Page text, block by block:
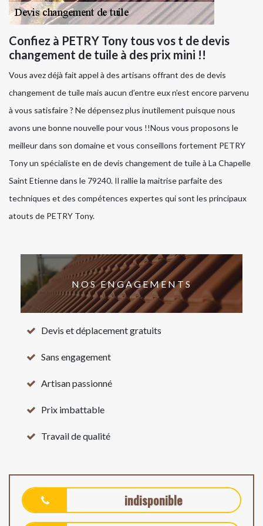
Confiez à PETRY Tony tous vos t de devis
changement de tuile à des prix mini !!
Vous avez déjà fait appel à des artisans offrant des de devis
changement de tuile mais aucun d’entre eux n’est encore parvenu
à vous satisfaire ? Ne dépensez plus inutilement puisque nous
avons une bonne nouvelle pour vous !!Nous vous proposons le
meilleur dans son domaine et vous conseillons fortement PETRY
Tony un spécialiste en de devis changement de tuile à La Chapelle
Saint Etienne dans le 79240. Il rallie la maitrise parfaite des
techniques et des compétences expertes qui sont les principaux
atouts de PETRY Tony.
NOS ENGAGEMENTS
Devis et déplacement gratuits
Sans engagement
Artisan passionné
Prix imbattable
Travail de qualité
indisponible